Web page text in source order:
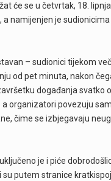
će se u četvrtak, 18.
a namijenjen je
– sudionici tijekom
od pet minuta, nakon
događanja svatko
a organizatori povezuju
čime se izbjegavaju
je i piće
putem stranice